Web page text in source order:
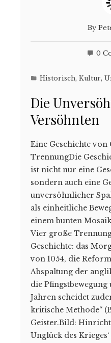
By
0
Historisch, Kultur,
Die
Versöhnten
Eine Geschichte von
TrennungDie
ist nicht nur eine
sondern auch eine
unversöhnlicher
als einheitliche
einem bunten
Vier große
Geschichte: das
von 1054, die
Abspaltung der
die
Jahren scheidet
kritische Methode“
Geister.Bild:
Unglück des